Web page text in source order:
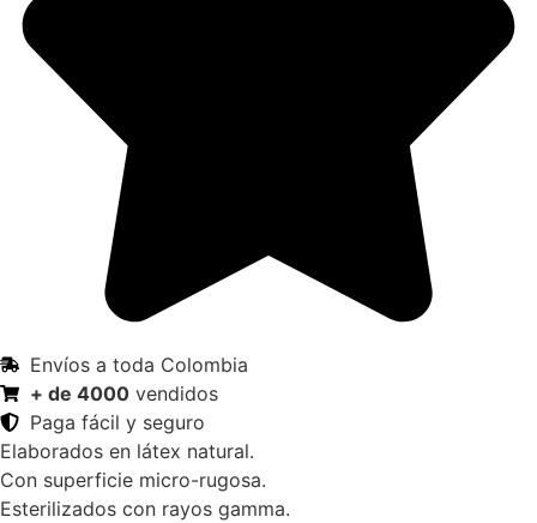
Envíos a toda Colombia
+ de 4000 vendidos
Paga fácil y seguro
Elaborados en látex natural.
Con superficie micro-rugosa.
Esterilizados con rayos gamma.